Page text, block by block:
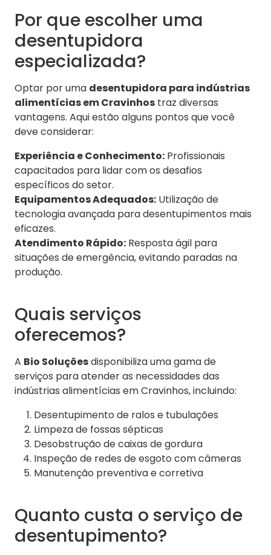
Por que escolher uma
desentupidora
especializada?
Optar por uma desentupidora para indústrias
alimentícias em Cravinhos traz diversas
vantagens. Aqui estão alguns pontos que você
deve considerar:
Experiência e Conhecimento: Profissionais
capacitados para lidar com os desafios
específicos do setor.
Equipamentos Adequados: Utilização de
tecnologia avançada para desentupimentos mais
eficazes.
Atendimento Rápido: Resposta ágil para
situações de emergência, evitando paradas na
produção.
Quais serviços
oferecemos?
A Bio Soluçõesdisponibiliza uma gama de
serviços para atender as necessidades das
indústrias alimentícias em Cravinhos, incluindo:
Desentupimento de ralos e tubulações
Limpeza de fossas sépticas
Desobstrução de caixas de gordura
Inspeção de redes de esgoto com câmeras
Manutenção preventiva e corretiva
Quanto custa o serviço de
desentupimento?